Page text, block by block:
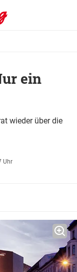
ein
wieder über die
Uhr